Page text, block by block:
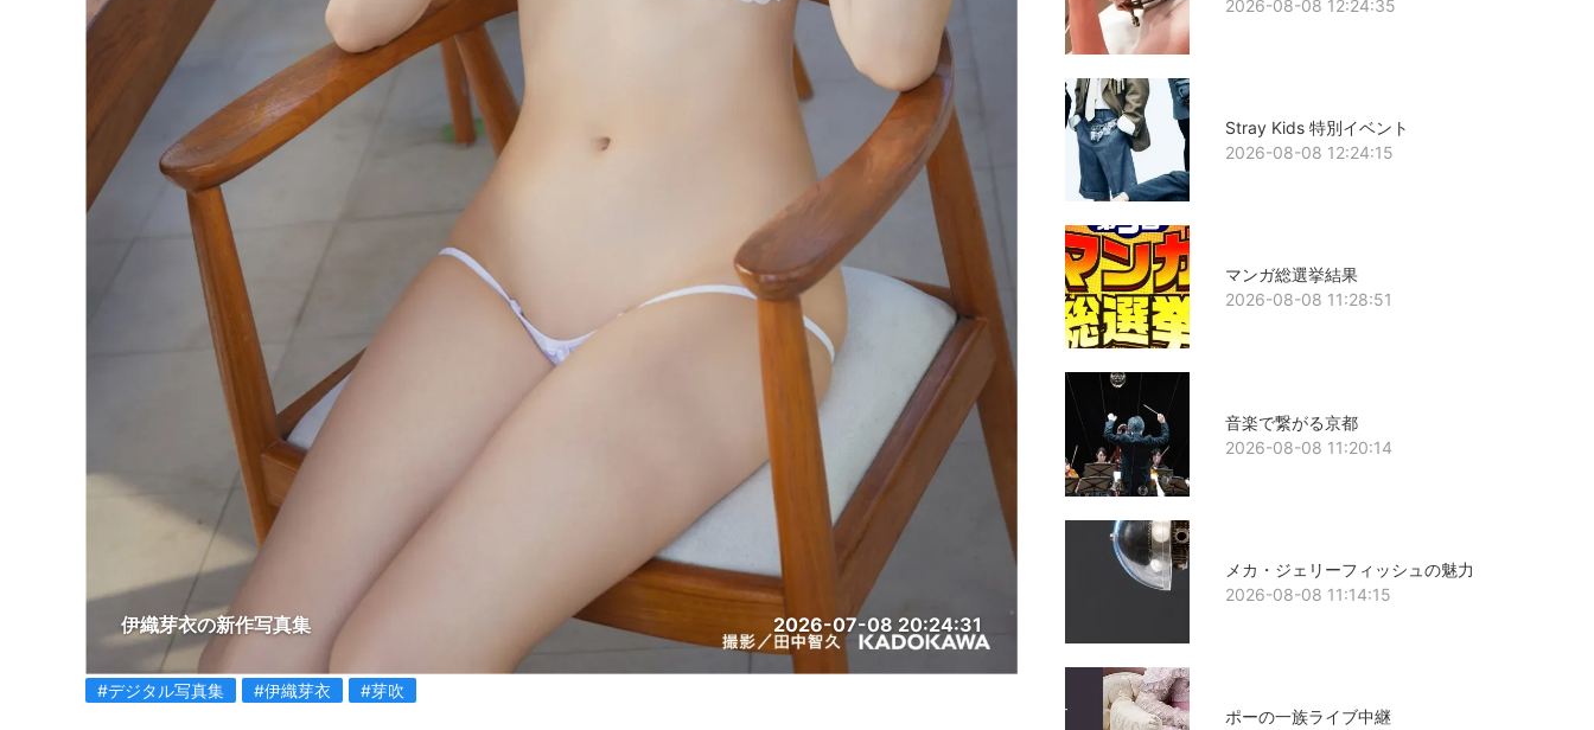
伊織芽衣の新作写真集 2026-07-08 20:24:31
#デジタル写真集 #伊織芽衣 #芽吹
2026-08-08 12:24:35
Stray Kids 特別イベント
2026-08-08 12:24:15
マンガ総選挙結果
2026-08-08 11:28:51
音楽で繋がる京都
2026-08-08 11:20:14
メカ・ジェリーフィッシュの魅力
2026-08-08 11:14:15
ポーの一族ライブ中継